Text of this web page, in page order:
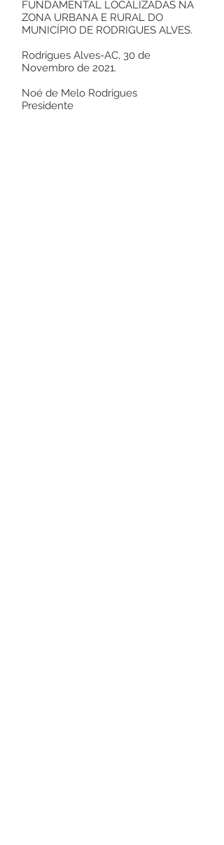
FUNDAMENTAL LOCALIZADAS NA
ZONA URBANA E RURAL DO
MUNICÍPIO DE RODRIGUES ALVES.
Rodrigues Alves-AC, 30 de
Novembro de 2021.
Noé de Melo Rodrigues
Presidente